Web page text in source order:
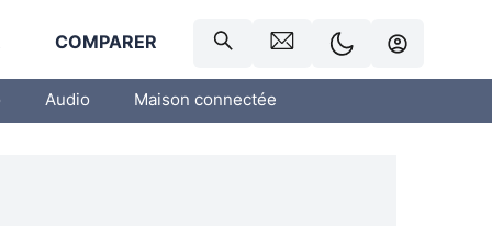
COMPARER
Audio Maison connectée